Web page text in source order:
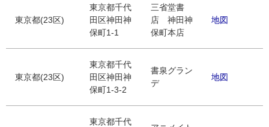
東京都(23区)
東京都千代
田区神田神
保町1-1
三省堂書
店 神田神
保町本店
地図
東京都(23区)
東京都千代
田区神田神
保町1-3-2
書泉グラン
デ
地図
東京都千代